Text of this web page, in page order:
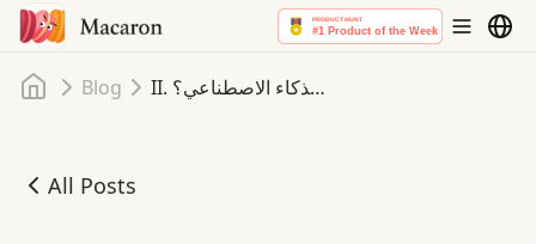
Home
Blog II. سورا بواسطة أوبن إيه آي: ماذا بعد؟ هل سورا هو النظام البيئي الرقمي للمستهلك في عصر الذكاء الاصطناعي؟
All Posts